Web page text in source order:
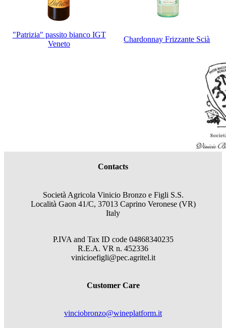
"Patrizia" passito bianco IGT
Veneto
Chardonnay Frizzante Scià
Contacts
Società Agricola Vinicio Bronzo e Figli S.S.
Località Gaon 41/C, 37013 Caprino Veronese (VR)
Italy
P.IVA and Tax ID code 04868340235
R.E.A. VR n. 452336
vinicioefigli@pec.agritel.it
Customer Care
vinciobronzo@wineplatform.it